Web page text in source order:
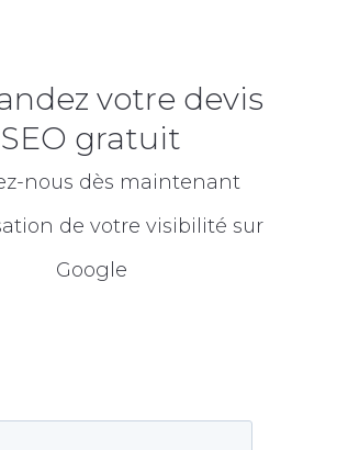
votre devis
SEO gratuit
nous dès maintenant
de votre visibilité sur
Google